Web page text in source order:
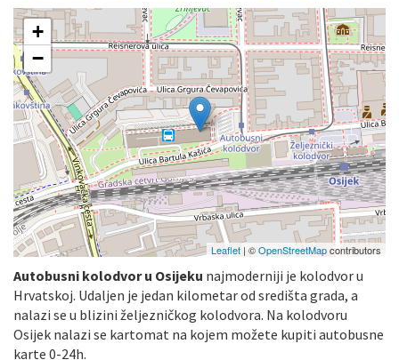
+
−
Leaflet | ©OpenStreetMapcontributors
Autobusni kolodvor u Osijeku najmoderniji je kolodvor u
Hrvatskoj. Udaljen je jedan kilometar od središta grada, a
nalazi se u blizini željezničkog kolodvora. Na kolodvoru
Osijek nalazi se kartomat na kojem možete kupiti autobusne
karte 0-24h.